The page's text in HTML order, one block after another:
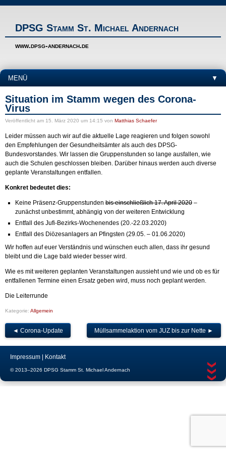
DPSG Stamm St. Michael Andernach
www.dpsg-andernach.de
MENÜ ▼
Situation im Stamm wegen des Corona-
Virus
Veröffentlicht am 15. März 2020 um 14:15 von Matthias Schaefer
Leider müssen auch wir auf die aktuelle Lage reagieren und folgen sowohl
den Empfehlungen der Gesundheitsämter als auch des DPSG-
Bundesvorstandes. Wir lassen die Gruppenstunden so lange ausfallen, wie
auch die Schulen geschlossen bleiben. Darüber hinaus werden auch diverse
geplante Veranstaltungen entfallen.
Konkret bedeutet dies:
Keine Präsenz-Gruppenstunden bis einschließlich 17. April 2020 –
zunächst unbestimmt, abhängig von der weiteren Entwicklung
Entfall des Jufi-Bezirks-Wochenendes (20.-22.03.2020)
Entfall des Diözesanlagers an Pfingsten (29.05. – 01.06.2020)
Wir hoffen auf euer Verständnis und wünschen euch allen, dass ihr gesund
bleibt und die Lage bald wieder besser wird.
Wie es mit weiteren geplanten Veranstaltungen aussieht und wie und ob es für
entfallenen Termine einen Ersatz geben wird, muss noch geplant werden.
Die Leiterrunde
Kategorie: Allgemein
◄ Corona-Update Müllsammelaktion vom JUZ bis zur Nette ►
Impressum Kontakt
© 2013–2026 DPSG Stamm St. Michael Andernach